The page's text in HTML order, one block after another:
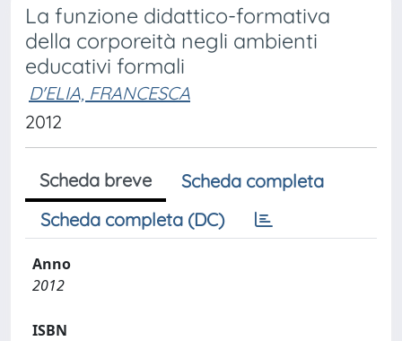
La funzione didattico-formativa
della corporeità negli ambienti
educativi formali
D'ELIA, FRANCESCA
2012
Scheda breve
Scheda completa
Scheda completa (DC)
Anno
2012
ISBN